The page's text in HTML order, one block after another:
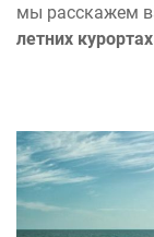
мы расскажем
летних